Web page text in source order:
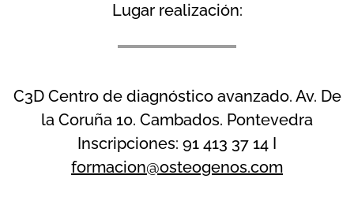
Lugar realización:
C3D Centro de diagnóstico avanzado. Av. De
la Coruña 10. Cambados. Pontevedra
Inscripciones: 91 413 37 14 I
formacion@osteogenos.com